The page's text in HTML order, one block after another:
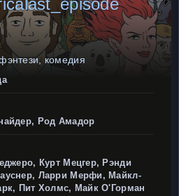
комедия
Род Амадор
Курт Мецгер, Рэнди
Ларри Мерфи, Майкл-
Пит Холмс, Майк О'Горман